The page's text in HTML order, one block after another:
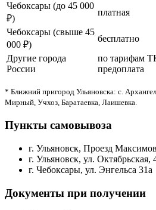
Чебоксары (до 45 000
₽)
платная
Чебоксары (свыше 45
000 ₽)
бесплатно
Другие города
России
по тарифам
предоплата
* Ближний пригород Ульяновска: с.
Мирный, Учхоз, Баратаевка, Лаишевка.
Пункты самовывоза
г. Ульяновск, Проезд
г. Ульяновск, ул. Октябрьская,
г. Чебоксары, ул. Энгельса 31а
Документы при получении